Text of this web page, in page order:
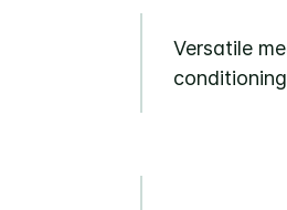
Versatile